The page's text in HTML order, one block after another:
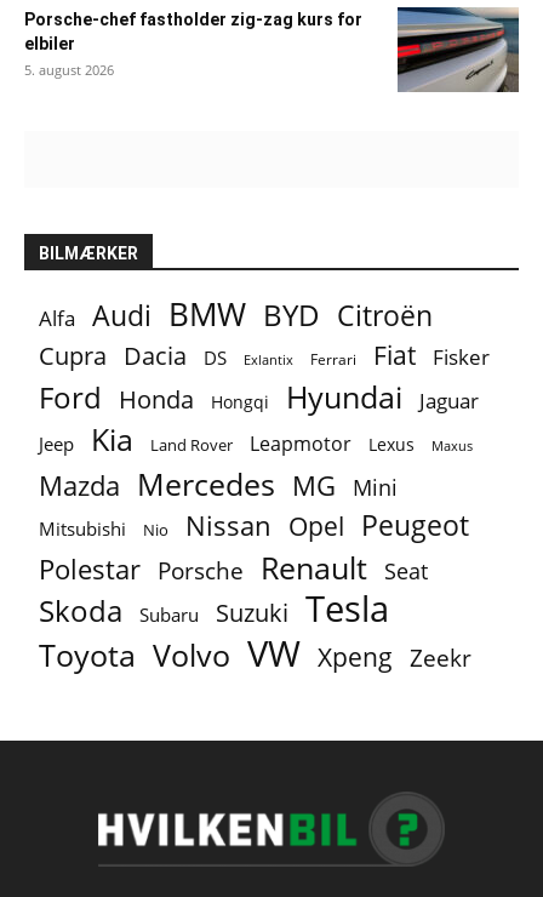
Porsche-chef fastholder zig-zag kurs for
elbiler
5. august 2026
BILMÆRKER
Alfa Audi BMW BYD Citroën
Cupra Dacia DS Exlantix Ferrari Fiat Fisker
Ford Honda Hongqi Hyundai Jaguar
Jeep Kia Land Rover Leapmotor Lexus Maxus
Mazda Mercedes MG Mini
Mitsubishi Nio Nissan Opel Peugeot
Polestar Porsche Renault Seat
Skoda Subaru Suzuki Tesla
Toyota Volvo VW Xpeng Zeekr